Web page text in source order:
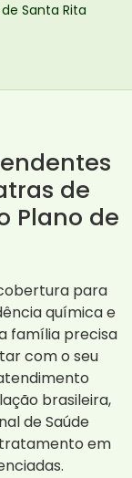
Santa Rita
de
Plano de
para
química e
família precisa
com o seu
brasileira,
de Saúde
em